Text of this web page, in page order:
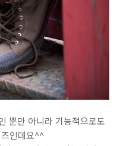
뿐만 아니라 기능적으로도
인데요^^